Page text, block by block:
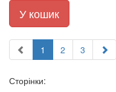
У кошик
1 2 3
Сторінки: